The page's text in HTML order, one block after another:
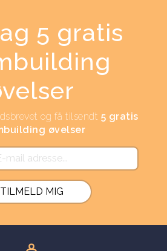
5 gratis
og få tilsendt 5 gratis
øvelser